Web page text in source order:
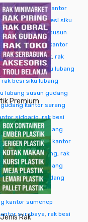
susun gudang kantor
kantor pati,rak besi siku
besi siku lubang susun
susun gudang kantor
kantor pontianak, rak
,rak besi siku lubang
rak besi siku lubang
lubang susun gudang
kantor serang
sidoarjo,rak besi
,rak besi siku lubang
susun gudang kantor
kantor sorong, rak
,rak besi siku lubang
lubang susun gudang
gudang kantor
kantor sumenep
surabaya, rak besi
Premium
Rak